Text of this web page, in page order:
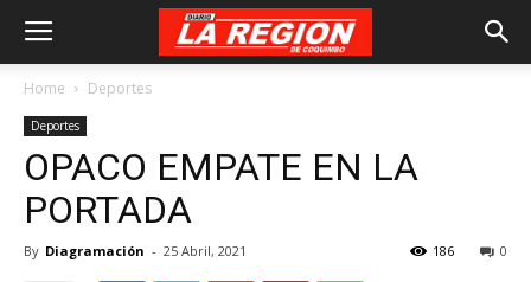
Home Deportes
Deportes
OPACO EMPATE EN LA
PORTADA
By Diagramación - 25 Abril, 2021 0
186